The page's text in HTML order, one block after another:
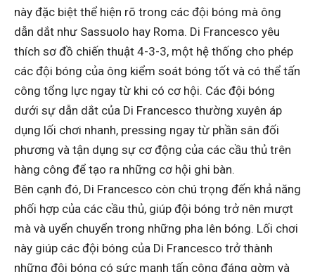
này đặc biệt thể hiện rõ trong các đội bóng mà ông
dẫn dắt như Sassuolo hay Roma. Di Francesco yêu
thích sơ đồ chiến thuật 4-3-3, một hệ thống cho phép
các đội bóng của ông kiểm soát bóng tốt và có thể tấn
công tổng lực ngay từ khi có cơ hội. Các đội bóng
dưới sự dẫn dắt của Di Francesco thường xuyên áp
dụng lối chơi nhanh, pressing ngay từ phần sân đối
phương và tận dụng sự cơ động của các cầu thủ trên
hàng công để tạo ra những cơ hội ghi bàn.
Bên cạnh đó, Di Francesco còn chú trọng đến khả năng
phối hợp của các cầu thủ, giúp đội bóng trở nên mượt
mà và uyển chuyển trong những pha lên bóng. Lối chơi
này giúp các đội bóng của Di Francesco trở thành
những đội bóng có sức mạnh tấn công đáng gờm và